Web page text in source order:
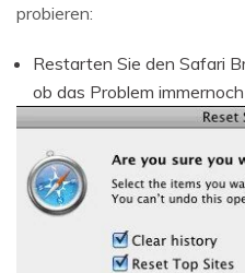
probieren:
Restarten Sie den Safari
ob das Problem